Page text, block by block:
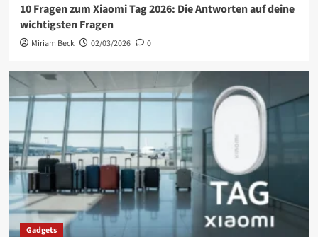
10 Fragen zum Xiaomi Tag 2026: Die Antworten auf deine
wichtigsten Fragen
Miriam Beck 02/03/2026 0
Gadgets